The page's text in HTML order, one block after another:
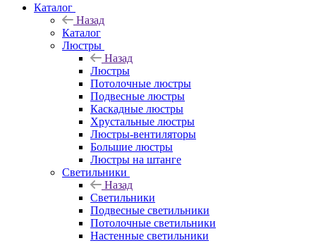
Каталог
Назад
Каталог
Люстры
Назад
Люстры
Потолочные люстры
Подвесные люстры
Каскадные люстры
Хрустальные люстры
Люстры-вентиляторы
Большие люстры
Люстры на штанге
Светильники
Назад
Светильники
Подвесные светильники
Потолочные светильники
Настенные светильники